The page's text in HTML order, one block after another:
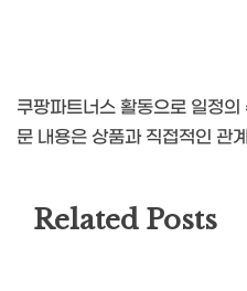
쿠팡파트너스 활동으로 일정
문 내용은 상품과 직접적인 관
Related Posts